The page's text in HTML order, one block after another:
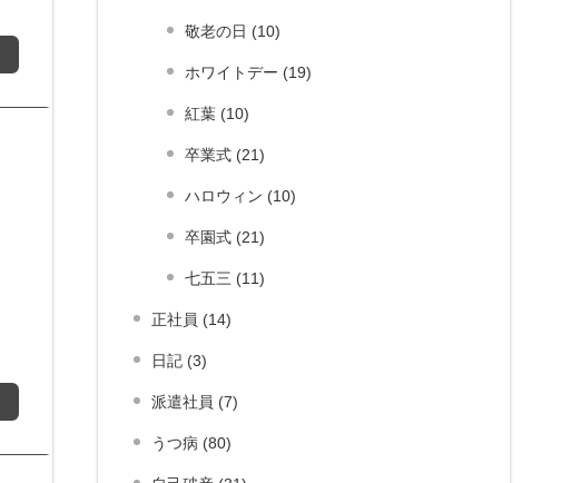
敬老の日 (10)
ホワイトデー (19)
紅葉 (10)
卒業式 (21)
ハロウィン (10)
卒園式 (21)
七五三 (11)
正社員 (14)
日記 (3)
派遣社員 (7)
うつ病 (80)